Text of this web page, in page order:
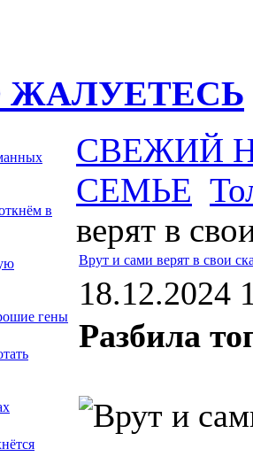
ЖАЛУЕТЕСЬ
в
гены
СВЕЖИЙ
СЕМЬЕ
верят в
Врут и сами верят в свои
18.12.2024
Разбила